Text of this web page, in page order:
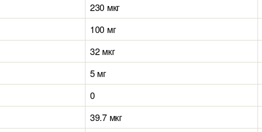
230 мкг
100 мг
32 мкг
5 мг
0
39.7 мкг